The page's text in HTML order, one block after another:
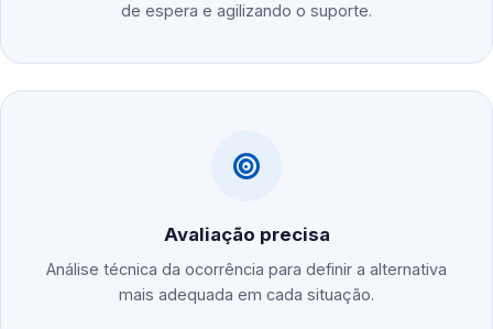
de espera e agilizando o suporte.
Avaliação precisa
Análise técnica da ocorrência para definir a alternativa
mais adequada em cada situação.